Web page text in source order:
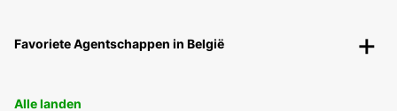
Favoriete Agentschappen in België
Alle landen